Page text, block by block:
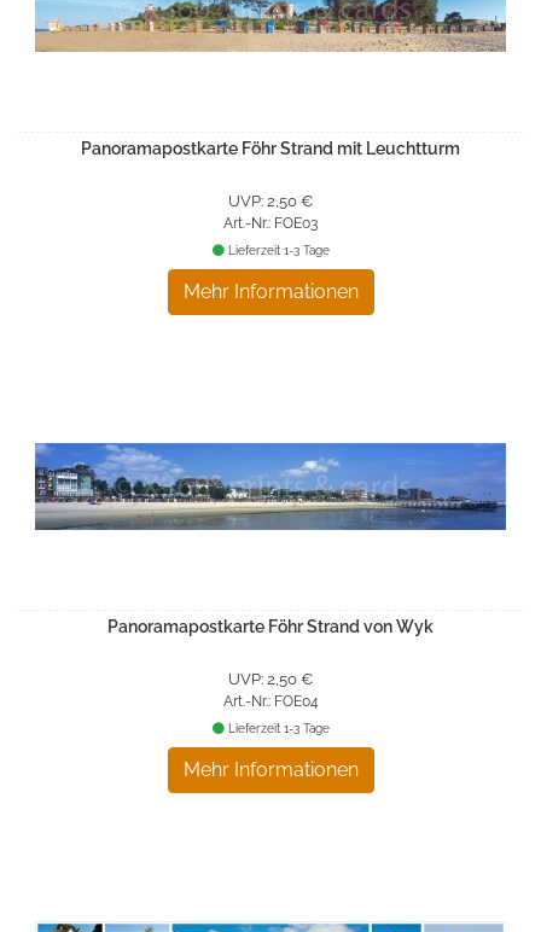
Panoramapostkarte Föhr Strand mit Leuchtturm
UVP: 2,50 €
Art.-Nr.: FOE03
Mehr Informationen
Lieferzeit 1-3 Tage
Panoramapostkarte Föhr Strand von Wyk
UVP: 2,50 €
Art.-Nr.: FOE04
Mehr Informationen
Lieferzeit 1-3 Tage